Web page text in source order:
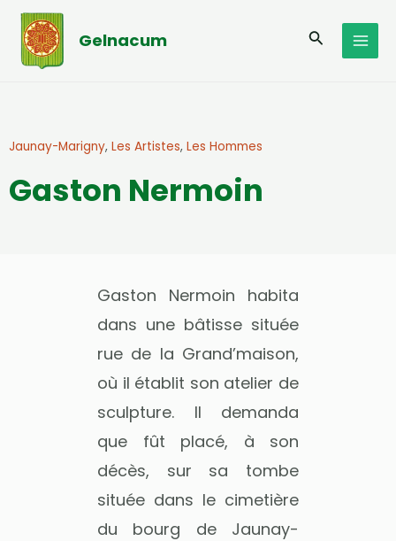
Aller
contenu
Gelnacum
Jaunay-Marigny, Les Artistes, Les Hommes
Gaston Nermoin
Gaston Nermoin habita
dans une bâtisse située
rue de la Grand’maison,
où il établit son atelier de
sculpture. Il demanda
que fût placé, à son
décès, sur sa tombe
située dans le cimetière
du bourg de Jaunay-